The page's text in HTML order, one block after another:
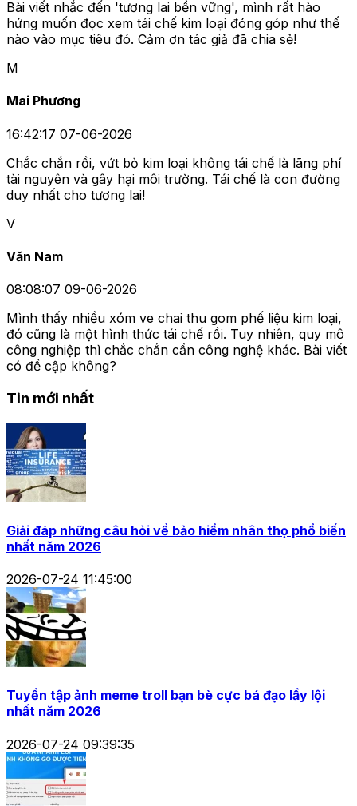
Bài viết nhắc đến 'tương lai bền vững', mình rất hào
hứng muốn đọc xem tái chế kim loại đóng góp như thế
nào vào mục tiêu đó. Cảm ơn tác giả đã chia sẻ!
M
Mai Phương
16:42:17 07-06-2026
Chắc chắn rồi, vứt bỏ kim loại không tái chế là lãng phí
tài nguyên và gây hại môi trường. Tái chế là con đường
duy nhất cho tương lai!
V
Văn Nam
08:08:07 09-06-2026
Mình thấy nhiều xóm ve chai thu gom phế liệu kim loại,
đó cũng là một hình thức tái chế rồi. Tuy nhiên, quy mô
công nghiệp thì chắc chắn cần công nghệ khác. Bài viết
có đề cập không?
Tin mới nhất
Giải đáp những câu hỏi về bảo hiểm nhân thọ phổ biến
nhất năm 2026
2026-07-24 11:45:00
Tuyển tập ảnh meme troll bạn bè cực bá đạo lầy lội
nhất năm 2026
2026-07-24 09:39:35